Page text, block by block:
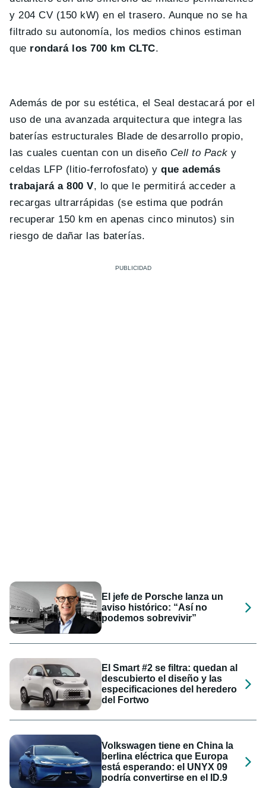
y 204 CV (150 kW) en el trasero. Aunque no se ha
filtrado su autonomía, los medios chinos estiman
que rondará los 700 km CLTC.
Además de por su estética, el Seal destacará por el
uso de una avanzada arquitectura que integra las
baterías estructurales Blade de desarrollo propio,
las cuales cuentan con un diseño Cell to Pack y
celdas LFP (litio-ferrofosfato) y que además
trabajará a 800 V, lo que le permitirá acceder a
recargas ultrarrápidas (se estima que podrán
recuperar 150 km en apenas cinco minutos) sin
riesgo de dañar las baterías.
El jefe de Porsche lanza un
aviso histórico: “Así no
podemos sobrevivir”
El Smart #2 se filtra: quedan al
descubierto el diseño y las
especificaciones del heredero
del Fortwo
Volkswagen tiene en China la
berlina eléctrica que Europa
está esperando: el UNYX 09
podría convertirse en el ID.9